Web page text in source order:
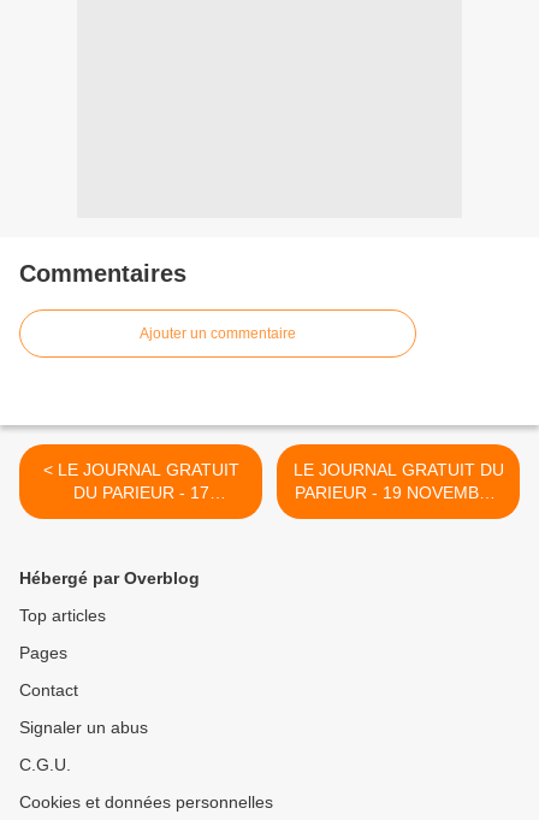
Commentaires
Ajouter un commentaire
< LE JOURNAL GRATUIT
DU PARIEUR - 17
NOVEMBRE 2021 -
LE JOURNAL GRATUIT DU
PARIEUR - 19 NOVEMBRE
2021 - COUPLE DU JOUR
Hébergé par Overblog
Top articles
Pages
Contact
Signaler un abus
C.G.U.
Cookies et données personnelles